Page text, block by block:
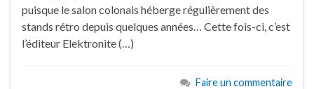
puisque le salon colonais héberge régulièrement des
stands rétro depuis quelques années… Cette fois-ci, c’est
l’éditeur Elektronite (…)
Faire un commentaire